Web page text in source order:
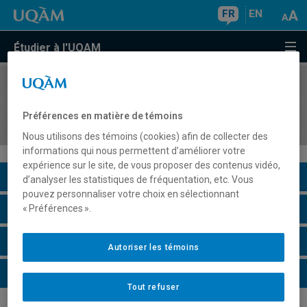
FR EN
Étudier à l'UQAM
COURS//
enjeux contemporains
Description du cours
Horaire - Été 2026
Horaire - Automne 2026
Horaire - Hiver 2027
Préférences en matière de témoins
Nous utilisons des témoins (cookies) afin de collecter des
informations qui nous permettent d’améliorer votre
expérience sur le site, de vous proposer des contenus vidéo,
d’analyser les statistiques de fréquentation, etc. Vous
pouvez personnaliser votre choix en sélectionnant
« Préférences ».
Tout refuser
Autoriser les témoins